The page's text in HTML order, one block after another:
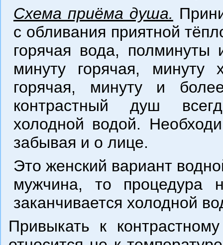
Схема приёма душа.
с обливания приятной
горячая вода,
минуту горячая,
горячая, минуту и
контрастный душ
холодной водой.
забывая и о лице.
Это женский вариант
мужчина, то процедура
заканчивается холодной
Привыкать к